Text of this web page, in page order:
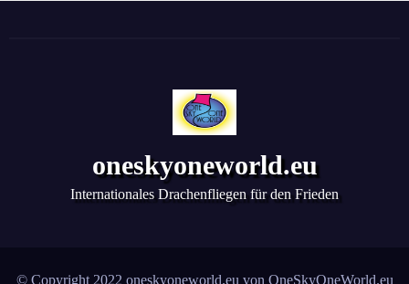
oneskyoneworld.eu
Internationales Drachenfliegen für den Frieden
© Copyright 2022 oneskyoneworld.eu von OneSkyOneWorld.eu